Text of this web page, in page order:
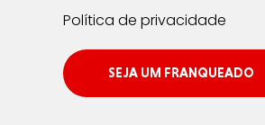
Política de privacidade
SEJA UM FRANQUEADO